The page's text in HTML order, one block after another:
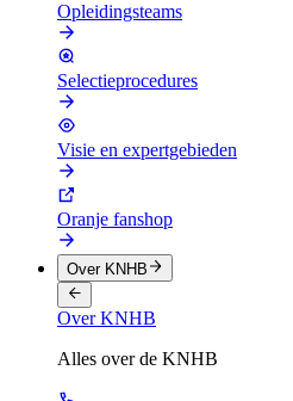
Opleidingsteams
Selectieprocedures
Visie en expertgebieden
Oranje fanshop
Over KNHB
Over KNHB
Alles over de KNHB